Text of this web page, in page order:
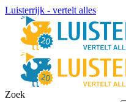
Luisterrijk - vertelt alles
Zoek